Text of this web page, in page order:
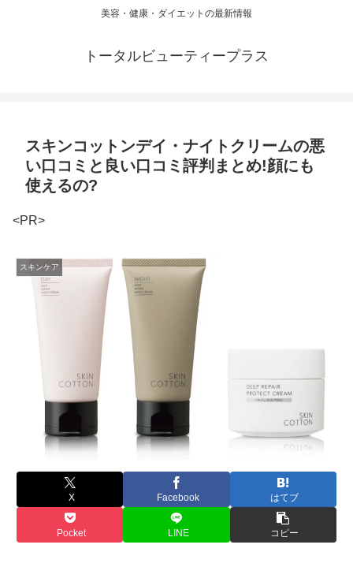
美容・健康・ダイエットの最新情報
トータルビューティープラス
スキンコットンデイ・ナイトクリームの悪
い口コミと良い口コミ評判まとめ!顔にも
使えるの?
<PR>
スキンケア
X Facebook はてブ
Pocket LINE コピー